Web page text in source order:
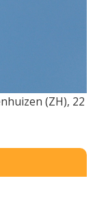
(ZH), 22